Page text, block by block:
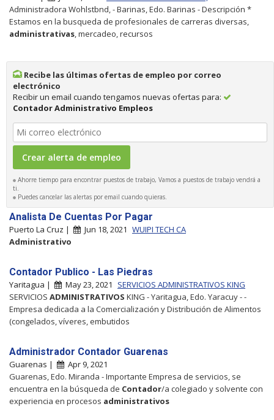
Administradora Wohlstbnd, - Barinas, Edo. Barinas - Descripción *
Estamos en la busqueda de profesionales de carreras diversas,
administrativas , mercadeo, recursos
Recibe las últimas ofertas de empleo por correo
electrónico
Recibir un email cuando tengamos nuevas ofertas para:
Contador Administrativo Empleos
Ahorre tiempo para encontrar puestos de trabajo, Vamos a puestos de trabajo vendrá a
ti.
Puedes cancelar las alertas por email cuando quieras.
Analista De Cuentas Por Pagar
Puerto La Cruz | Jun 18, 2021 WUIPI TECH CA
Administrativo
Contador Publico - Las Piedras
Yaritagua | May 23, 2021
SERVICIOS ADMINISTRATIVOS KING
SERVICIOS ADMINISTRATIVOS KING - Yaritagua, Edo. Yaracuy - -
Empresa dedicada a la Comercialización y Distribución de Alimentos
(congelados, víveres, embutidos
Administrador Contador Guarenas
Guarenas |
Apr 9, 2021
Guarenas, Edo. Miranda - Importante Empresa de servicios, se
encuentra en la búsqueda de Contador/a colegiado y solvente con
experiencia en procesos administrativos